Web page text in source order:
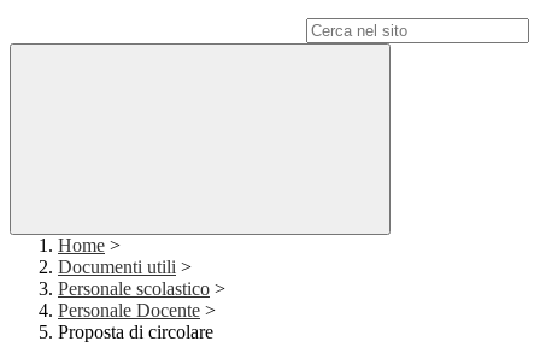
Home >
Documenti utili >
Personale scolastico >
Personale Docente >
Proposta di circolare